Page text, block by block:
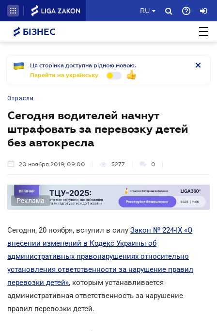
RU
БІЗНЕС
Ця сторінка доступна рідною мовою.
Перейти на українську
Отрасли
Сегодня водителей начнут
штрафовать за перевозку детей
без автокресла
20 ноября 2019, 09:00 5277 0
Реклама
Сегодня, 20 ноября, вступил в силу Закон № 224-IX «О
внесении изменений в Кодекс Украины об
административных правонарушениях относительно
установления ответственности за нарушение правил
перевозки детей», которым устанавливается
административная ответственность за нарушение
правил перевозки детей.